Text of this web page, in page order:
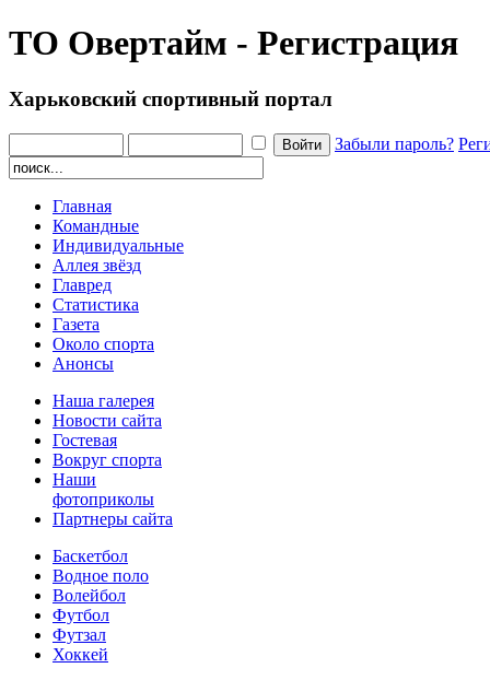
ТО Овертайм - Регистрация
Харьковский спортивный портал
Забыли пароль?
Главная
Командные
Индивидуальные
Аллея звёзд
Главред
Статистика
Газета
Около спорта
Анонсы
Наша галерея
Новости сайта
Гостевая
Вокруг спорта
Наши
фотоприколы
Партнеры сайта
Баскетбол
Водное поло
Волейбол
Футбол
Футзал
Хоккей